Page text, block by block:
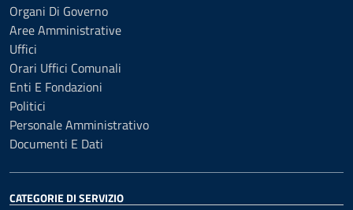
Organi Di Governo
Aree Amministrative
Uffici
Orari Uffici Comunali
Enti E Fondazioni
Politici
Personale Amministrativo
Documenti E Dati
CATEGORIE DI SERVIZIO